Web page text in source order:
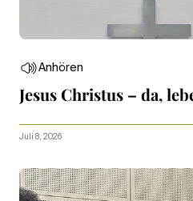
Anhören
Jesus Christus – da,
Juli 8, 2026